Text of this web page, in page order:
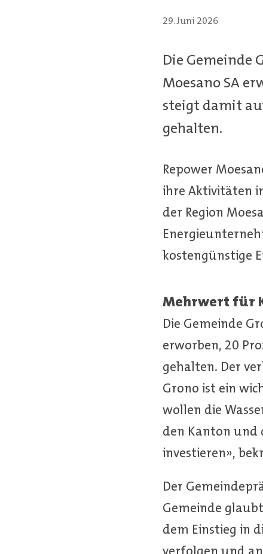
29. Juni 2026
Die Gemeinde
Moesano SA
steigt damit
gehalten.
Repower
ihre Aktivitäten
der Region
kostengünstige
Mehrwert für
Die Gemeinde
erworben, 20
gehalten. Der
Grono ist ein
wollen die
den Kanton und
investieren»,
Der
Gemeinde
dem Einstieg in